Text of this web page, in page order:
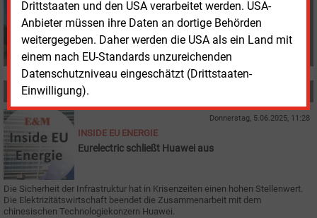
Drittstaaten und den USA verarbeitet werden. USA-
Anbieter müssen ihre Daten an dortige Behörden
weitergegeben. Daher werden die USA als ein Land mit
einem nach EU-Standards unzureichenden
Datenschutzniveau eingeschätzt (Drittstaaten-
Einwilligung).
Tom Weingärtner
+49 (0) 8152 9311 0
info@energie-und-management.de
Donnerstag, 5.06.2025, 11:28
INSIDE EU ENERGIE
Eurelectric schließt Huawei aus
Die Sicherheit der Infrastruktur hat in Krisenzeiten einen hohen Stellenwert.
Die Elektrizitätswirtschaft beendet die Zusammenarbeit mit dem
chinesischen Technologiekonzern Huawei.